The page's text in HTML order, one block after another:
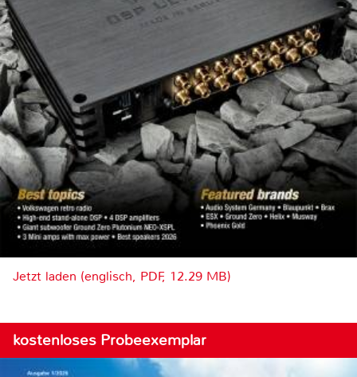
Jetzt laden (englisch, PDF, 12.29 MB)
kostenloses Probeexemplar